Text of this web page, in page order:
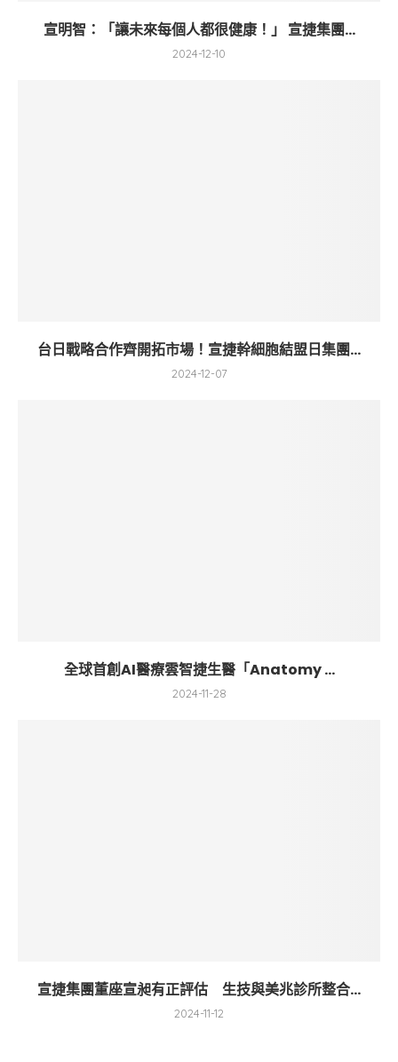
宣明智：「讓未來每個人都很健康！」 宣捷集團...
2024-12-10
台日戰略合作齊開拓市場！宣捷幹細胞結盟日集團...
2024-12-07
全球首創AI醫療雲智捷生醫「Anatomy ...
2024-11-28
宣捷集團董座宣昶有正評估 生技與美兆診所整合...
2024-11-12